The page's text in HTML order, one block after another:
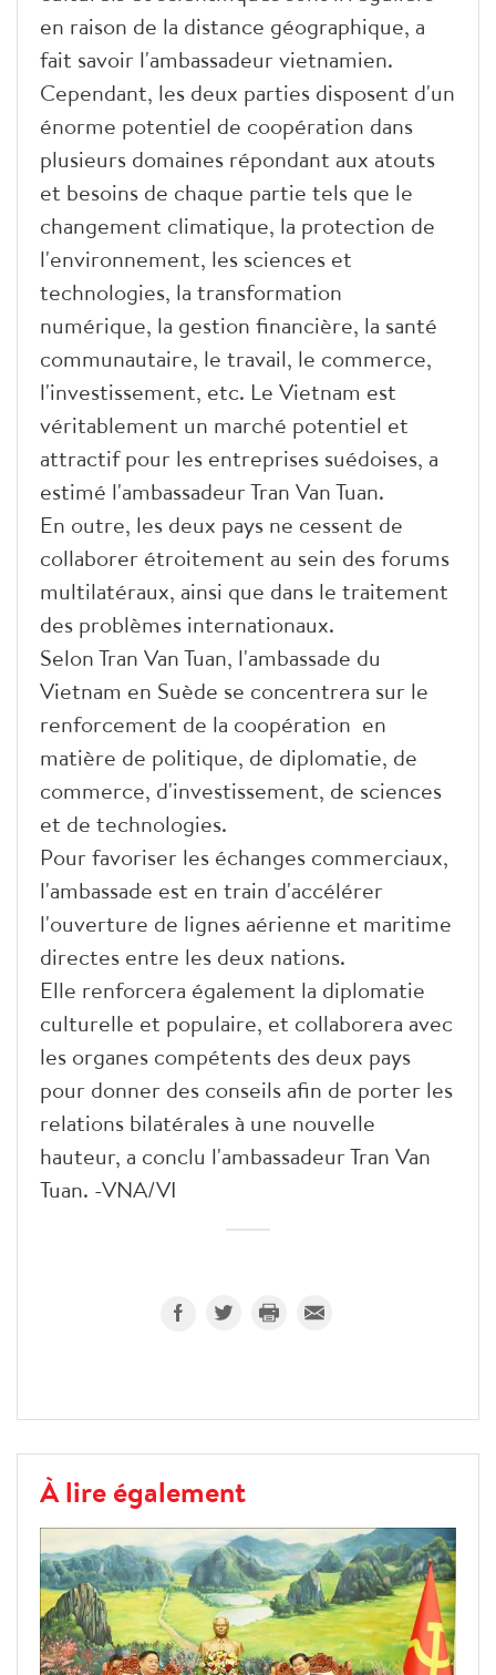
en raison de la distance géographique, a
fait savoir l'ambassadeurvietnamien.
Cependant, les deux parties disposent d'un
énorme potentiel de coopération dans
plusieurs domaines répondant aux atouts
et besoins de chaque partie tels que le
changement climatique, la protection de
l'environnement, les sciences et
technologies, la transformation
numérique, la gestion financière, la santé
communautaire, le travail, le commerce,
l'investissement, etc. Le Vietnam est
véritablement un marché potentiel et
attractif pour les entreprises suédoises, a
estimé l'ambassadeur Tran Van Tuan.
En outre, les deux pays ne cessent de
collaborer étroitement au sein des forums
multilatéraux, ainsi que dans le traitement
des problèmes internationaux.
Selon Tran Van Tuan, l'ambassade du
Vietnam en Suède se concentrera sur le
renforcement de la coopération en
matière de politique, de diplomatie, de
commerce, d'investissement, de sciences
et de technologies.
Pour favoriser les échanges commerciaux,
l'ambassade est en train d'accélérer
l'ouverture de lignes aérienne et maritime
directes entre les deux nations.
Elle renforcera également la diplomatie
culturelle et populaire, et collaborera avec
les organes compétents des deux pays
pour donner des conseils afin de porter les
relations bilatérales à une nouvelle
hauteur, a conclu l'ambassadeur Tran Van
Tuan. -VNA/VI
À lire également